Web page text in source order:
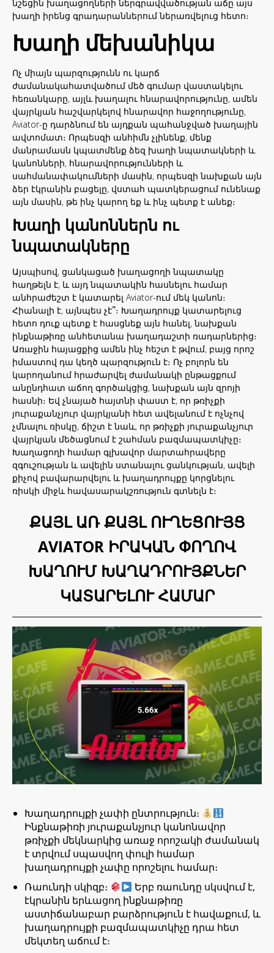
նշեցին խաղացողների ներգրավվածության աճը այս
խաղի իրենց գրադարաններում ներառվելուց հետո։
Խաղի մեխանիկա
Ոչ միայն պարզությունն ու կարճ
ժամանակահատվածում մեծ գումար վաստակելու
հեռանկարը, այլև խաղալու հնարավորությունը, ամեն
վայրկյան հաշվարկելով հնարավոր հաջողությունը,
Aviator-ը դարձնում են այդքան պահանջված խաղային
ավտոմատ։ Որպեսզի անհիմն չլինենք, մենք
մանրամասն կպատմենք ձեզ խաղի նպատակների և
կանոնների, հնարավորությունների և
սահմանափակումների մասին, որպեսզի նախքան այն
ձեր էկրանին բացելը, վստահ պատկերացում ունենաք
այն մասին, թե ինչ կարող եք և ինչ պետք է անեք։
Խաղի կանոններն ու
նպատակները
Այսպիսով, ցանկացած խաղացողի նպատակը
հաղթելն է, և այդ նպատակին հասնելու համար
անհրաժեշտ է կատարել Aviator-ում մեկ կանոն։
Հիանալի է, այնպես չէ՞։ Խաղադրույք կատարելուց
հետո դուք պետք է հասցնեք այն հանել, նախքան
ինքնաթիռը անհետանա խաղադաշտի ռադարներից։
Առաջին հայացքից ամեն ինչ հեշտ է թվում, բայց որոշ
իմաստով դա կեղծ պարզություն է։ Ոչ բոլորն են
կարողանում հրաժարվել ժամանակի ընթացքում
անընդհատ աճող գործակցից, նախքան այն զրոյի
հասնի։ Եվ չնայած հայտնի փաստ է, որ թռիչքի
յուրաքանչյուր վայրկյանի հետ ավելանում է ոչնչով
չմնալու ռիսկը, ճիշտ է նաև, որ թռիչքի յուրաքանչյուր
վայրկյան մեծացնում է շահման բազմապատկիչը։
Խաղացողի համար գլխավոր մարտահրավերը
զգուշության և ավելին ստանալու ցանկության, ավելի
քիչով բավարարվելու և խաղադրույքը կորցնելու
ռիսկի միջև հավասարակշռություն գտնելն է։
ՔԱՅԼ ԱՌ ՔԱՅԼ ՈՒՂԵՑՈՒՅՑ
AVIATOR ԻՐԱԿԱՆ ՓՈՂՈՎ
ԽԱՂՈՒՄ ԽԱՂԱԴՐՈՒՅՔՆԵՐ
ԿԱՏԱՐԵԼՈՒ ՀԱՄԱՐ
Խաղադրույքի չափի ընտրություն։
Ինքնաթիռի յուրաքանչյուր կանոնավոր
թռիչքի մեկնարկից առաջ որոշակի ժամանակ
է տրվում սպասվող փուլի համար
խաղադրույքի չափը որոշելու համար։
Ռաունդի սկիզբ։
Երբ ռաունդը սկսվում է,
էկրանին երևացող ինքնաթիռը
աստիճանաբար բարձրություն է հավաքում, և
խաղադրույքի բազմապատկիչը դրա հետ
մեկտեղ աճում է։